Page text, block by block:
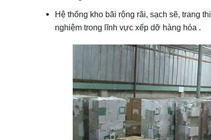
Hệ thống kho bãi rộng rãi, sạch sẽ, trang
nghiệm trong lĩnh vực xếp dỡ hàng hóa .